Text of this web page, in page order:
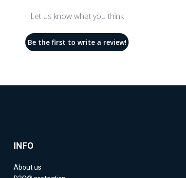
Let us know what you think
Be the first to write a review!
INFO
About us